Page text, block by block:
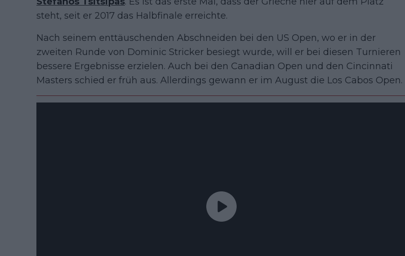
steht, seit er 2017 das Halbfinale erreichte.
Nach seinem enttäuschenden Abschneiden bei den US Open, wo er in der
zweiten Runde von Dominic Stricker besiegt wurde, will er bei diesen Turnieren
bessere Ergebnisse erzielen. Auch bei den Canadian Open und den Cincinnati
Masters schied er früh aus. Allerdings gewann er im August die Los Cabos Open.